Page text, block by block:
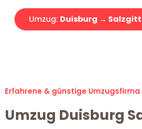
Umzug: Duisburg →
Erfahrene & günstige Umzugsfirma
Umzug Duisburg